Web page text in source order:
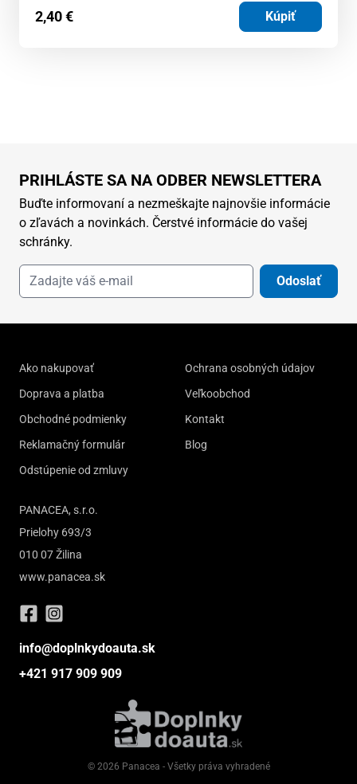
2,40€ Kúpiť
PRIHLÁSTE SA NA ODBER NEWSLETTERA
Buďte informovaní a nezmeškajte najnovšie informácie
o zľavách a novinkách. Čerstvé informácie do vašej
schránky.
Odoslať
Ako nakupovať
Doprava a platba
Obchodné podmienky
Reklamačný formulár
Odstúpenie od zmluvy
Ochrana osobných údajov
Veľkoobchod
Kontakt
Blog
PANACEA, s.r.o.
Prielohy 693/3
010 07 Žilina
www.panacea.sk
info@doplnkydoauta.sk
+421 917 909 909
© 2026 Panacea - Všetky práva vyhradené